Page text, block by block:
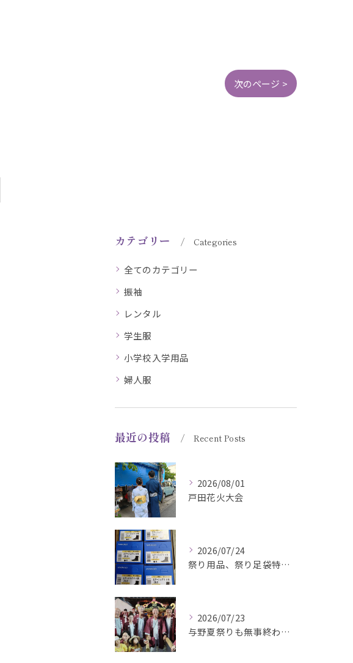
次のページ >
カテゴリー Categories
全てのカテゴリー
振袖
レンタル
学生服
小学校入学用品
婦人服
最近の投稿 Recent Posts
2026/08/01
戸田花火大会
2026/07/24
祭り用品、祭り足袋特価販売中
2026/07/23
与野夏祭りも無事終わりました#さいたま市#下町祭事委員長#祭...